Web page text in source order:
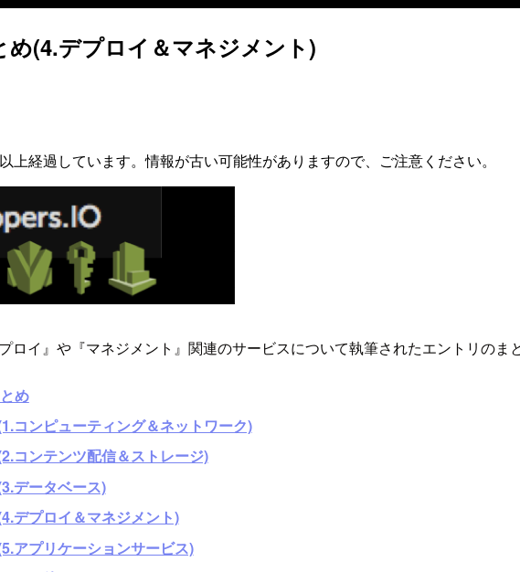
(4.デプロイ＆マネジメント)
上経過しています。情報が古い可能性がありますので、ご注意ください。
ロイ』や『マネジメント』関連のサービスについて執筆されたエントリのま
め
コンピューティング＆ネットワーク)
コンテンツ配信＆ストレージ)
データベース)
デプロイ＆マネジメント)
アプリケーションサービス)